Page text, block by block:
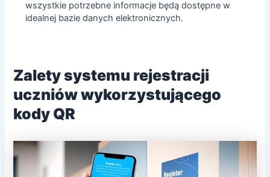
wszystkie potrzebne informacje będą dostępne w
idealnej bazie danych elektronicznych.
Zalety systemu rejestracji
uczniów wykorzystującego
kody QR